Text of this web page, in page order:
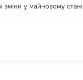
зміни y майновому стані